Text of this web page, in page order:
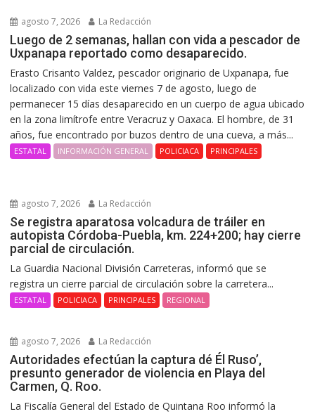
agosto 7, 2026 La Redacción
Luego de 2 semanas, hallan con vida a pescador de
Uxpanapa reportado como desaparecido.
Erasto Crisanto Valdez, pescador originario de Uxpanapa, fue
localizado con vida este viernes 7 de agosto, luego de
permanecer 15 días desaparecido en un cuerpo de agua ubicado
en la zona limítrofe entre Veracruz y Oaxaca. El hombre, de 31
años, fue encontrado por buzos dentro de una cueva, a más...
ESTATAL INFORMACIÓN GENERAL POLICIACA PRINCIPALES
agosto 7, 2026 La Redacción
Se registra aparatosa volcadura de tráiler en
autopista Córdoba-Puebla, km. 224+200; hay cierre
parcial de circulación.
La Guardia Nacional División Carreteras, informó que se
registra un cierre parcial de circulación sobre la carretera...
ESTATAL POLICIACA PRINCIPALES REGIONAL
agosto 7, 2026 La Redacción
Autoridades efectúan la captura dé Él Ruso’,
presunto generador de violencia en Playa del
Carmen, Q. Roo.
La Fiscalía General del Estado de Quintana Roo informó la